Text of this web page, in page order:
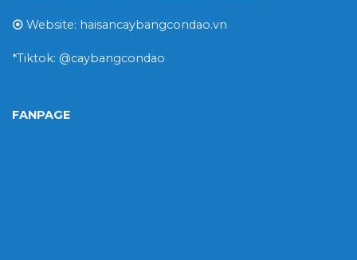
⦿ Website: haisancaybangcondao.vn
*Tiktok: @caybangcondao
FANPAGE